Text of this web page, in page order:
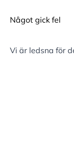
Något gick fel
Vi är ledsna för